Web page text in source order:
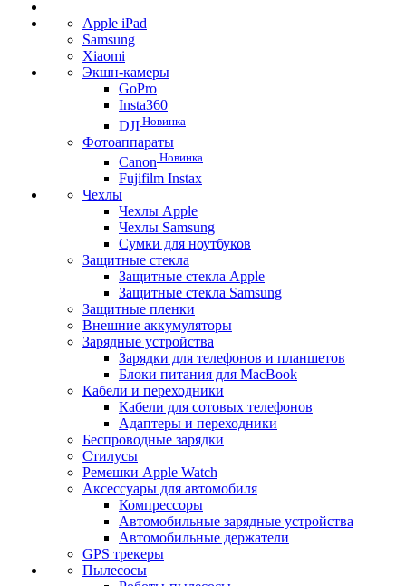
Apple iPad
Samsung
Xiaomi
Экшн-камеры
GoPro
Insta360
DJI Новинка
Фотоаппараты
Canon Новинка
Fujifilm Instax
Чехлы
Чехлы Apple
Чехлы Samsung
Сумки для ноутбуков
Защитные стекла
Защитные стекла Apple
Защитные стекла Samsung
Защитные пленки
Внешние аккумуляторы
Зарядные устройства
Зарядки для телефонов и планшетов
Блоки питания для MacBook
Кабели и переходники
Кабели для сотовых телефонов
Адаптеры и переходники
Беспроводные зарядки
Стилусы
Ремешки Apple Watch
Аксессуары для автомобиля
Компрессоры
Автомобильные зарядные устройства
Автомобильные держатели
GPS трекеры
Пылесосы